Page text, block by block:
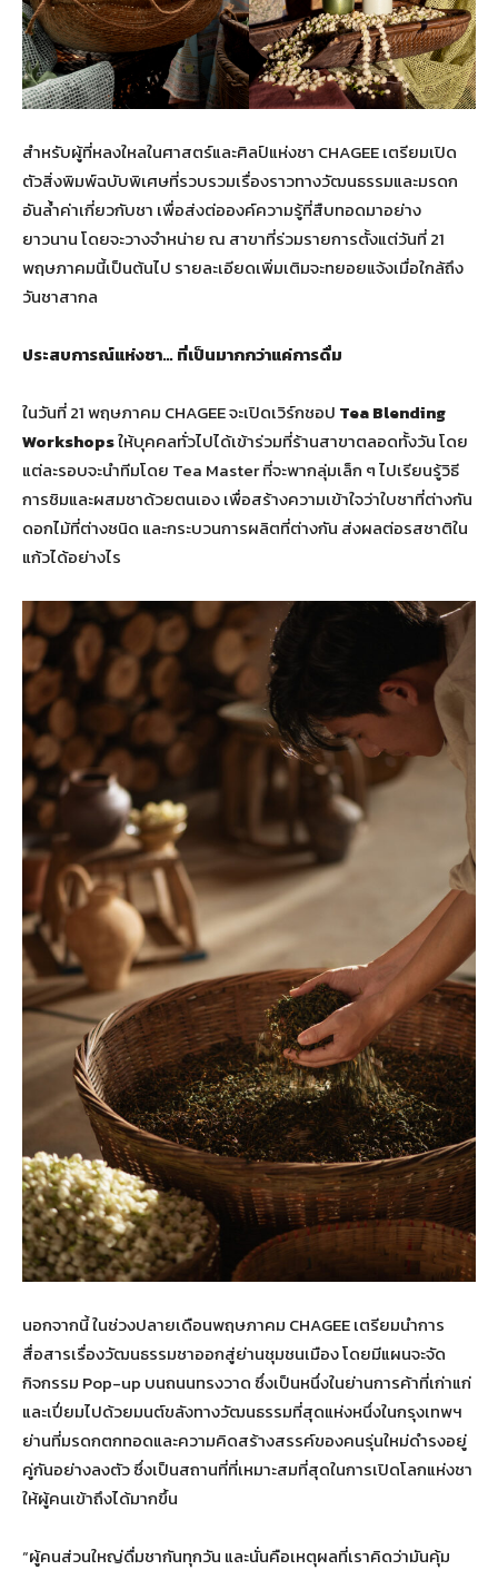
สำหรับผู้ที่หลงใหลในศาสตร์และศิลป์แห่งชา CHAGEE เตรียมเปิด
ตัวสิ่งพิมพ์ฉบับพิเศษที่รวบรวมเรื่องราวทางวัฒนธรรมและมรดก
อันล้ำค่าเกี่ยวกับชา เพื่อส่งต่อองค์ความรู้ที่สืบทอดมาอย่าง
ยาวนาน โดยจะวางจำหน่าย ณ สาขาที่ร่วมรายการตั้งแต่วันที่ 21
พฤษภาคมนี้เป็นต้นไป รายละเอียดเพิ่มเติมจะทยอยแจ้งเมื่อใกล้ถึง
วันชาสากล
ประสบการณ์แห่งชา… ที่เป็นมากกว่าแค่การดื่ม
ในวันที่ 21 พฤษภาคม CHAGEE จะเปิดเวิร์กชอป Tea Blending
Workshopsให้บุคคลทั่วไปได้เข้าร่วมที่ร้านสาขาตลอดทั้งวัน โดย
แต่ละรอบจะนำทีมโดย Tea Master ที่จะพากลุ่มเล็ก ๆ ไปเรียนรู้วิธี
การชิมและผสมชาด้วยตนเอง เพื่อสร้างความเข้าใจว่าใบชาที่ต่างกัน
ดอกไม้ที่ต่างชนิด และกระบวนการผลิตที่ต่างกัน ส่งผลต่อรสชาติใน
แก้วได้อย่างไร
นอกจากนี้ ในช่วงปลายเดือนพฤษภาคม CHAGEE เตรียมนำการ
สื่อสารเรื่องวัฒนธรรมชาออกสู่ย่านชุมชนเมือง โดยมีแผนจะจัด
กิจกรรม Pop-up บนถนนทรงวาด ซึ่งเป็นหนึ่งในย่านการค้าที่เก่าแก่
และเปี่ยมไปด้วยมนต์ขลังทางวัฒนธรรมที่สุดแห่งหนึ่งในกรุงเทพฯ
ย่านที่มรดกตกทอดและความคิดสร้างสรรค์ของคนรุ่นใหม่ดำรงอยู่
คู่กันอย่างลงตัว ซึ่งเป็นสถานที่ที่เหมาะสมที่สุดในการเปิดโลกแห่งชา
ให้ผู้คนเข้าถึงได้มากขึ้น
“ผู้คนส่วนใหญ่ดื่มชากันทุกวัน และนั่นคือเหตุผลที่เราคิดว่ามันคุ้ม